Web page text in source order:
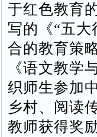
于红色教育
写的《“五
合的教育策
《语文教学
织师生参加
乡村、阅读
教师获得奖励